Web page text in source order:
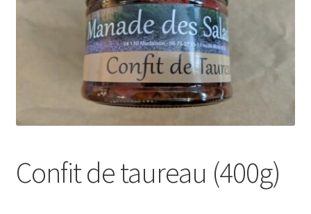
Confit de taureau (400g)